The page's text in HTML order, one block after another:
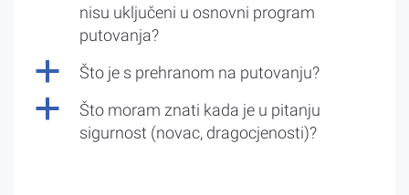
nisu uključeni u osnovni program
putovanja?
a Što je s prehranom na putovanju?
a
Što moram znati kada je u pitanju
sigurnost (novac, dragocjenosti)?